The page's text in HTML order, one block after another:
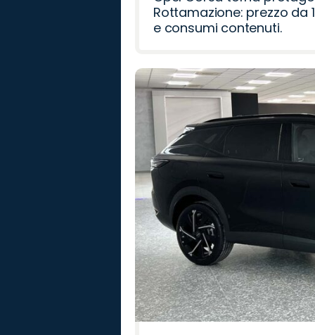
Rottamazione: prezzo da
e consumi contenuti.